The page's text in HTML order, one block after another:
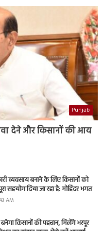
Punjab
देने और किसानों की आय
व्यवसाय बनाने के लिए किसानों को
सहयोग दिया जा रहा है: मोहिंदर भगत
AM
किसानों की पहचान, मिलेंगे भरपूर